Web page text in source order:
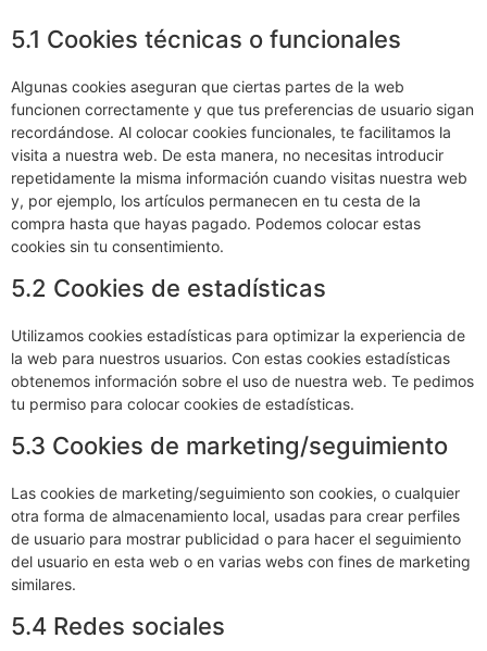
5.1 Cookies técnicas o funcionales
Algunas cookies aseguran que ciertas partes de la web
funcionen correctamente y que tus preferencias de usuario sigan
recordándose. Al colocar cookies funcionales, te facilitamos la
visita a nuestra web. De esta manera, no necesitas introducir
repetidamente la misma información cuando visitas nuestra web
y, por ejemplo, los artículos permanecen en tu cesta de la
compra hasta que hayas pagado. Podemos colocar estas
cookies sin tu consentimiento.
5.2 Cookies de estadísticas
Utilizamos cookies estadísticas para optimizar la experiencia de
la web para nuestros usuarios. Con estas cookies estadísticas
obtenemos información sobre el uso de nuestra web. Te pedimos
tu permiso para colocar cookies de estadísticas.
5.3 Cookies de marketing/seguimiento
Las cookies de marketing/seguimiento son cookies, o cualquier
otra forma de almacenamiento local, usadas para crear perfiles
de usuario para mostrar publicidad o para hacer el seguimiento
del usuario en esta web o en varias webs con fines de marketing
similares.
5.4 Redes sociales